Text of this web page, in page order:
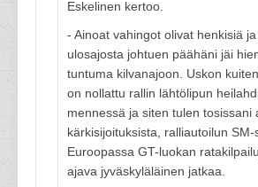
Eskelinen kertoo.
- Ainoat vahingot olivat henkisiä
ulosajosta johtuen päähäni jäi
tuntuma kilvanajoon. Uskon
on nollattu rallin lähtölipun
mennessä ja siten tulen tosissani
kärkisijoituksista, ralliautoilun
Euroopassa GT-luokan
ajava jyväskyläläinen jatkaa.